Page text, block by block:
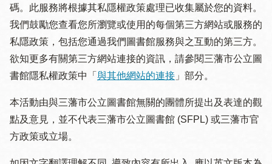
碼。此服務將根據其私隱權政策處理已收集屬於您的資料。
我們鼓勵您查看您所瀏覽或使用的每個第三方網站或服務的
私隱政策，包括您通過我們圖書館服務與之互動的第三方。
欲知更多有關第三方網站連接的資訊，請參閱三藩市公立圖
書館隱私權政策中「 與其他網站的連接 」部分。
本活動由與三藩市公立圖書館無關的團體所提出及表達的觀
點及意見，並不代表三藩市公立圖書館 (SFPL) 或三藩市官
方政策或立場。